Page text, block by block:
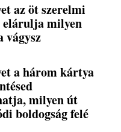
az öt szerelmi
milyen
vágysz
a három kártya
milyen út
boldogság felé